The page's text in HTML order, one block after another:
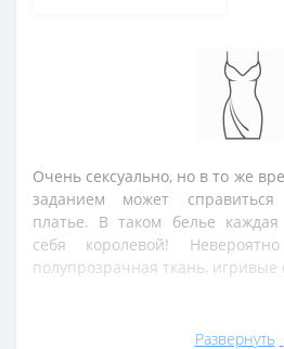
Очень сексуально, но в то же
заданием может справиться
платье. В таком белье каждая
себя королевой!
полупрозрачная ткань, игривые
Развернуть